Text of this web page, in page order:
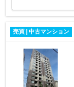
売買 | 中古マンション